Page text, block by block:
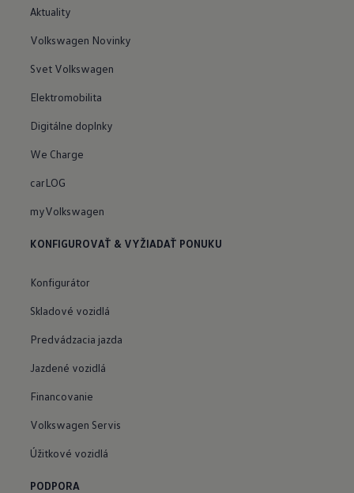
Aktuality
Volkswagen Novinky
Svet Volkswagen
Elektromobilita
Digitálne doplnky
We Charge
carLOG
myVolkswagen
KONFIGUROVAŤ & VYŽIADAŤ PONUKU
Konfigurátor
Skladové vozidlá
Predvádzacia jazda
Jazdené vozidlá
Financovanie
Volkswagen Servis
Úžitkové vozidlá
PODPORA